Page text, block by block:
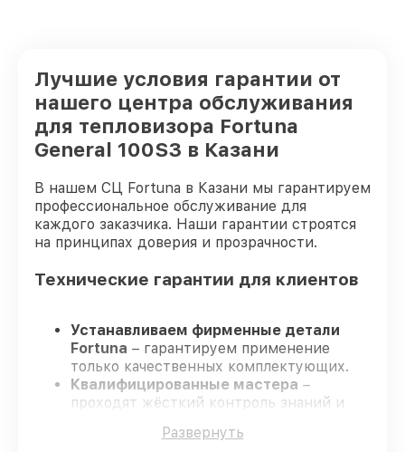
Лучшие условия гарантии от
нашего центра обслуживания
для тепловизора Fortuna
General 100S3 в Казани
В нашем СЦ Fortuna в Казани мы гарантируем
профессиональное обслуживание для
каждого заказчика. Наши гарантии строятся
на принципах доверия и прозрачности.
Технические гарантии для клиентов
Устанавливаем фирменные детали
Fortuna – гарантируем применение
только качественных комплектующих.
Квалифицированные мастера –
проходят жёсткий контроль знаний и
работу устройства после ремонта.
Развернуть